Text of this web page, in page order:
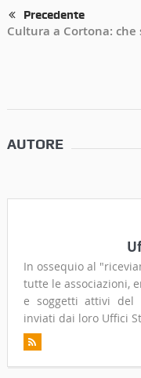
Precedente
Cultura a Cortona: che
AUTORE
In ossequio al
tutte le associazioni,
e soggetti attivi del
inviati dai loro Uffici